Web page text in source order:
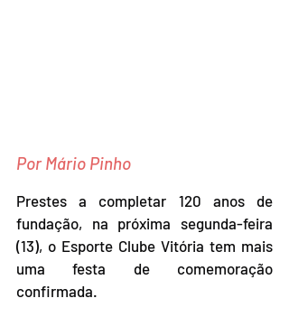
Por Mário Pinho
Prestes a completar 120 anos de
fundação, na próxima segunda-feira
(13), o Esporte Clube Vitória tem mais
uma festa de comemoração
confirmada.